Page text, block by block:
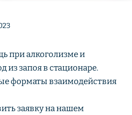
при алкоголизме и
из запоя в стационаре.
форматы взаимодействия
заявку на нашем